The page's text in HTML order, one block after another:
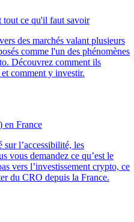
tout ce qu'il faut savoir
des marchés valant plusieurs
comme l'un des phénomènes
Découvrez comment ils
comment y investir.
en France
l’accessibilité, les
vous demandez ce qu’est le
vers l’investissement crypto, ce
du CRO depuis la France.